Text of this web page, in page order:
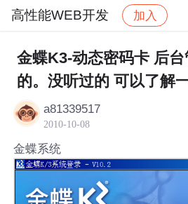
高性能WEB开发 加入
社区 高性能WEB开发 帖
金蝶K3-动态密码卡 后
的。没听过的 可以了解
a81339517
2010-10-08
金蝶系统